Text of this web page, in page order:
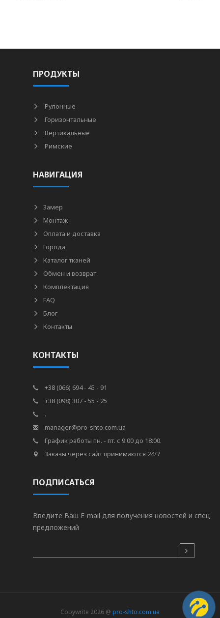
ПРОДУКТЫ
Рулонные
Горизонтальные
Вертикальные
Римские
НАВИГАЦИЯ
Замер
Монтаж
Оплата и доставка
Города
Каталог тканей
Обмен и возврат
Комплектация
FAQ
Блог
Контакты
КОНТАКТЫ
+38 (066) 694 - 45 - 91
+38 (098) 307 - 55 - 25
.
manager@pro-shto.com.ua
График работы пн. - пт. с 9:00 до 18:00.
Заказы через сайт принимаются 24/7
ПОДПИСАТЬСЯ
Введите Ваш E-mail для получения новостей и спец
предложений
Copywrite 2026 @ pro-shto.com.ua